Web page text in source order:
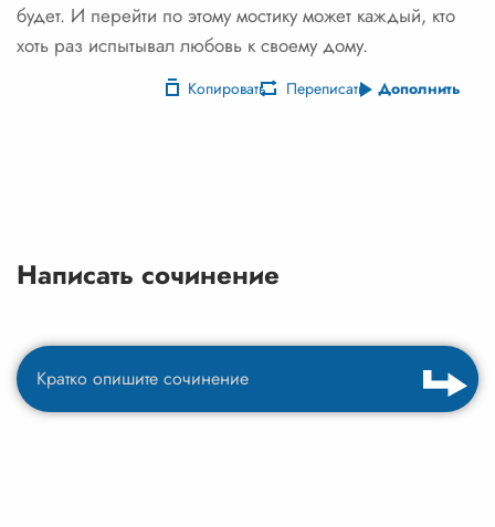
будет. И перейти по этому мостику может каждый, кто
хоть раз испытывал любовь к своему дому.
Копировать Переписать Дополнить
Написать сочинение